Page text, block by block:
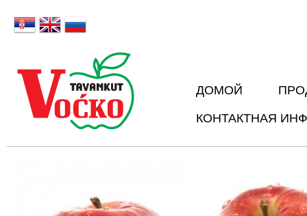
ДОМОЙ
КОНТАКТНАЯ